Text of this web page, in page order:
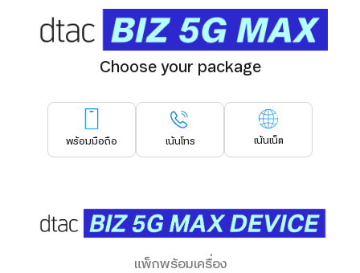
Choose your package
พร้อมมือถือ เน้นโทร เน้นเน็ต
แพ็กพร้อมเครื่อง